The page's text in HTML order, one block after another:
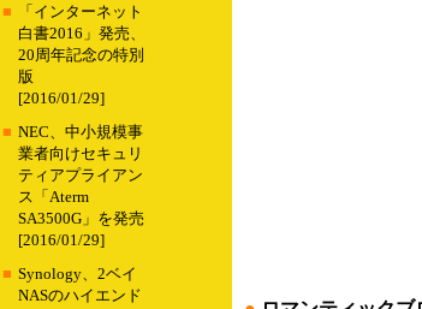
■
「インターネット
白書2016」発売、
20周年記念の特別
版
[2016/01/29]
■ NEC、中小規模事
業者向けセキュリ
ティアプライアン
ス「Aterm
SA3500G」を発売
[2016/01/29]
■ Synology、2ベイ
NASのハイエンド